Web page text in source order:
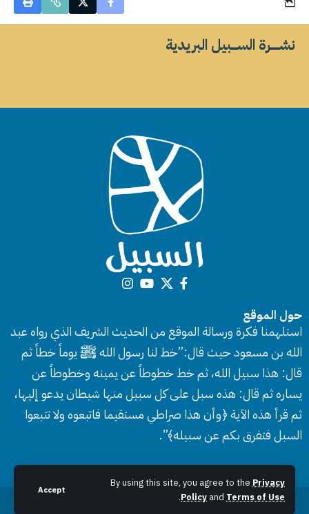
By using this site, you agree to the Privacy
Policy and Terms of Use
.
Accept
نشــــــرة الســــبيل البريدية
حول الموقع
استلهمنا فكرة ورسالة الموقع من الحديث الشريف الذي رواه عبد
الله بن مسعود حيث قال:”خط لنا رسول الله ﷺ يوماً خطاً ثم
قال: هذا سبيل الله، ثم خط خطوطاً عن يمينه وخطوطاً عن
يساره ثم قال: هذه سبل على كل سبيل منها شيطان يدعو إليها،
ثم قرأ هذه الآية ﴿وأن هذا صراطي مستقيما فاتبعوه ولا تتبعوا
السبل فتفرق بكم عن سبيله﴾”.
جميع الحقوق محفوظة © 2026 موقع السبيل